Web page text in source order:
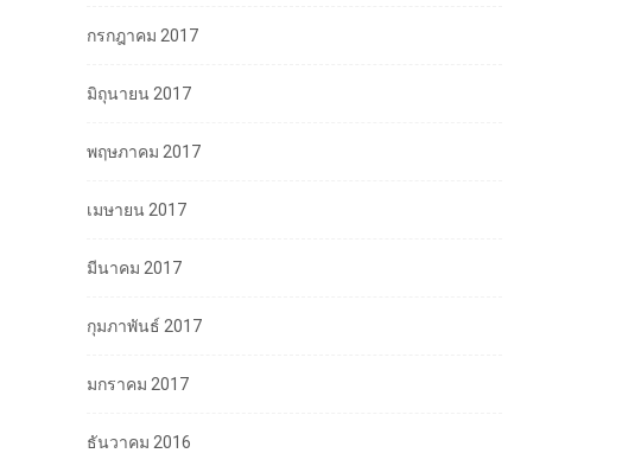
กรกฎาคม 2017
มิถุนายน 2017
พฤษภาคม 2017
เมษายน 2017
มีนาคม 2017
กุมภาพันธ์ 2017
มกราคม 2017
ธันวาคม 2016